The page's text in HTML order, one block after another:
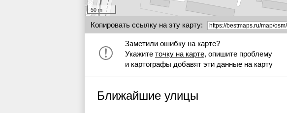
50 m
Копировать ссылку на эту карту:
Заметили ошибку на карте?
Укажите точку на карте, опишите проблему
и картографы добавят эти данные на карту
Ближайшие улицы